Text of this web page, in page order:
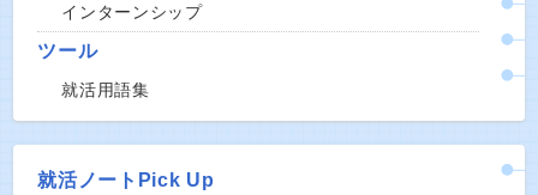
インターンシップ
ツール
就活用語集
就活ノートPick Up